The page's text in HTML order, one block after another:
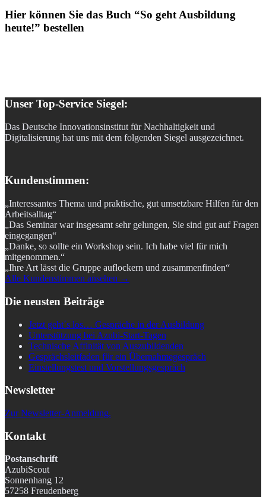
Hier können Sie das Buch “So geht Ausbildung
heute!” bestellen
Unser Top-Service Siegel:
Das Deutsche Innovationsinstitut für Nachhaltigkeit und
Digitalisierung hat uns mit dem folgenden Siegel ausgezeichnet.
Kundenstimmen:
„Interessantes Thema und praktische, gut umsetzbare Hilfen für den
Arbeitsalltag“
„Das Seminar war insgesamt sehr gelungen, Sie sind gut auf Fragen
eingegangen“
„Danke, so sollte ein Workshop sein. Ich habe viel für mich
mitgenommen.“
„Ihre Art lässt die Gruppe auflockern und zusammenfinden“
Alle Kundenstimmen ansehen →
Die neusten Beiträge
Jetzt geht´s los… Gespräche in der Ausbildung
Unterstützung bei Azubi-Start-Tagen
Technische Affinität von Auszubildenden
Gesprächsleitfaden für ein Übernahmegespräch
Einstellungstest und Vorstellungsgespräch
Newsletter
Zur Newsletter-Anmeldung.
Kontakt
Postanschrift
AzubiScout
Sonnenhang 12
57258 Freudenberg